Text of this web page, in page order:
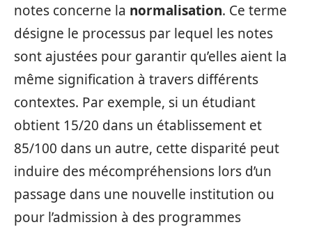
notes concerne la normalisation. Ce terme
désigne le processus par lequel les notes
sont ajustées pour garantir qu’elles aient la
même signification à travers différents
contextes. Par exemple, si un étudiant
obtient 15/20 dans un établissement et
85/100 dans un autre, cette disparité peut
induire des mécompréhensions lors d’un
passage dans une nouvelle institution ou
pour l’admission à des programmes